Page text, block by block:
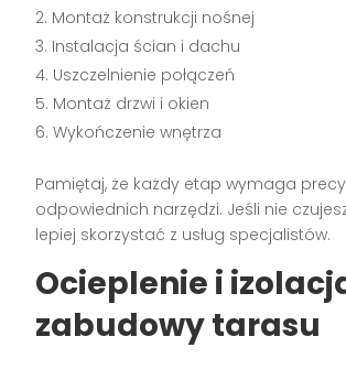
Montaż konstrukcji nośnej
Instalacja ścian i dachu
Uszczelnienie połączeń
Montaż drzwi i okien
Wykończenie wnętrza
Pamiętaj, że każdy etap wymaga
odpowiednich narzędzi. Jeśli nie
lepiej skorzystać z usług specjalistów.
Ocieplenie i
zabudowy tarasu